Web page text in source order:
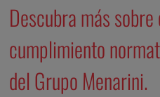
Descubra más
cumplimiento
del Grupo Menarini.